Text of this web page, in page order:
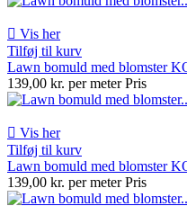
 Vis her
Tilføj til kurv
Lawn bomuld med blomster
139,00 kr. per meter Pris
 Vis her
Tilføj til kurv
Lawn bomuld med blomster
139,00 kr. per meter Pris